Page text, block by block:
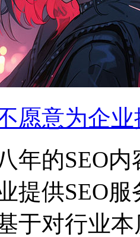
愿意为企业
年的SEO
提供SEO
于对行业